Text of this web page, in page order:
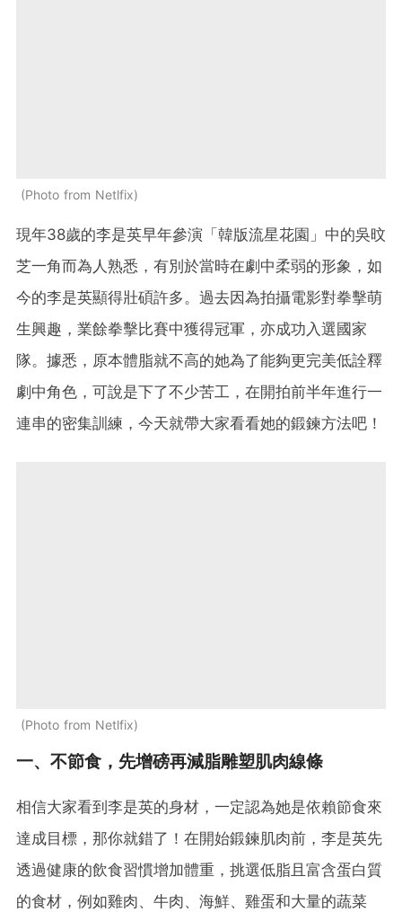
Photo from Netlfix
現年38歲的李是英早年參演「韓版流星花園」中的吳旼
芝一角而為人熟悉，有別於當時在劇中柔弱的形象，如
今的李是英顯得壯碩許多。過去因為拍攝電影對拳擊萌
生興趣，業餘拳擊比賽中獲得冠軍，亦成功入選國家
隊。據悉，原本體脂就不高的她為了能夠更完美低詮釋
劇中角色，可說是下了不少苦工，在開拍前半年進行一
連串的密集訓練，今天就帶大家看看她的鍛鍊方法吧！
Photo from Netlfix
一、不節食，先增磅再減脂雕塑肌肉線條
相信大家看到李是英的身材，一定認為她是依賴節食來
達成目標，那你就錯了！在開始鍛鍊肌肉前，李是英先
透過健康的飲食習慣增加體重，挑選低脂且富含蛋白質
的食材，例如雞肉、牛肉、海鮮、雞蛋和大量的蔬菜